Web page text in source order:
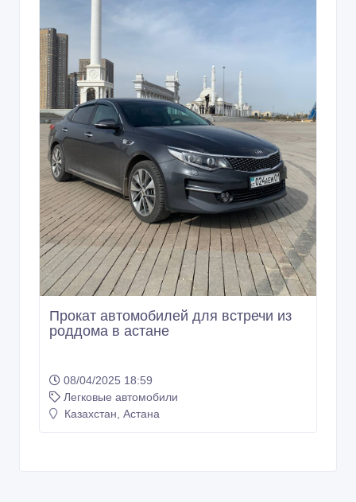
Прокат автомобилей для встречи из
роддома в астане
08/04/2025 18:59
Легковые автомобили
Казахстан, Астана